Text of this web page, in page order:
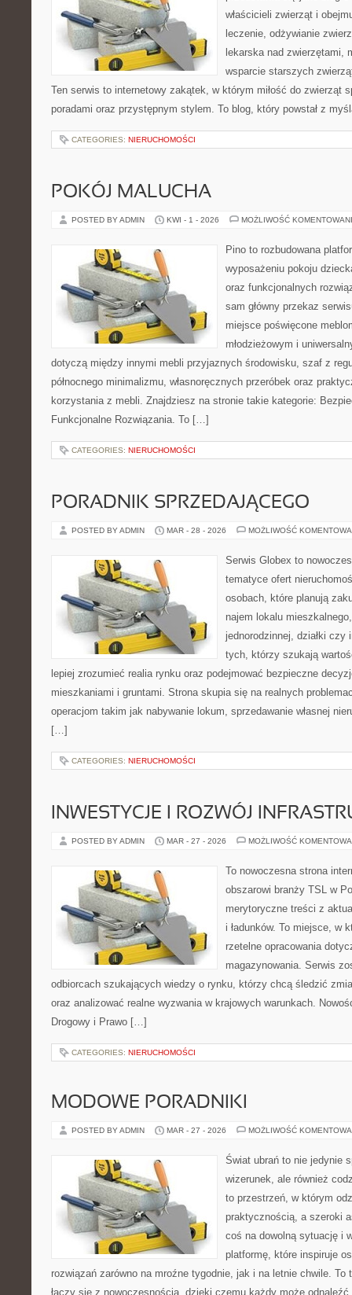
właścicieli zwierząt i
leczenie, odżywianie
lekarska nad zwierzętami,
wsparcie starszych
Ten serwis to internetowy zakątek, w którym miłość do zwierząt
poradami oraz przystępnym stylem. To blog, który powstał z
CATEGORIES: NIERUCHOMOŚCI
POKÓJ MALUCHA
POSTED BY ADMIN KWI - 1 - 2026 MOŻLIWOŚĆ
Pino to rozbudowana
wyposażeniu pokoju
oraz funkcjonalnych
sam główny przekaz
miejsce poświęcone
młodzieżowym i
dotyczą między innymi mebli przyjaznych środowisku, szaf z
północnego minimalizmu, własnoręcznych przeróbek oraz
korzystania z mebli. Znajdziesz na stronie takie kategorie:
Funkcjonalne Rozwiązania. To […]
CATEGORIES: NIERUCHOMOŚCI
PORADNIK SPRZEDAJĄCEGO
POSTED BY ADMIN MAR - 28 - 2026 MOŻLIWOŚĆ
Serwis Globex to
tematyce ofert
osobach, które planują
najem lokalu
jednorodzinnej, działki czy
tych, którzy szukają
lepiej zrozumieć realia rynku oraz podejmować bezpieczne
mieszkaniami i gruntami. Strona skupia się na realnych
operacjom takim jak nabywanie lokum, sprzedawanie własnej
[…]
CATEGORIES: NIERUCHOMOŚCI
INWESTYCJE I ROZWÓJ
POSTED BY ADMIN MAR - 27 - 2026 MOŻLIWOŚĆ
To nowoczesna strona
obszarowi branży TSL w
merytoryczne treści z
i ładunków. To miejsce, w
rzetelne opracowania
magazynowania. Serwis
odbiorcach szukających wiedzy o rynku, którzy chcą śledzić
oraz analizować realne wyzwania w krajowych warunkach.
Drogowy i Prawo […]
CATEGORIES: NIERUCHOMOŚCI
MODOWE PORADNIKI
POSTED BY ADMIN MAR - 27 - 2026 MOŻLIWOŚĆ
Świat ubrań to nie jedynie
wizerunek, ale również
to przestrzeń, w którym
praktycznością, a szeroki
coś na dowolną sytuację i
platformę, które inspiruje
rozwiązań zarówno na mroźne tygodnie, jak i na letnie chwile. To
łączy się z nowoczesnością, dzięki czemu każdy może